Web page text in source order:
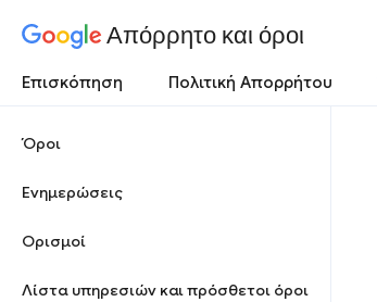
Απόρρητο και όροι
Επισκόπηση Πολιτική Απορρήτου
Όροι
Ενημερώσεις
Ορισμοί
Λίστα υπηρεσιών και πρόσθετοι όροι